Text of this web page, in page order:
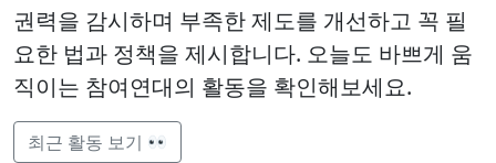
권력을 감시하며 부족한 제도를 개선하고 꼭 필
요한 법과 정책을 제시합니다. 오늘도 바쁘게 움
직이는 참여연대의 활동을 확인해보세요.
최근 활동 보기